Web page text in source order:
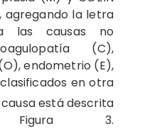
agregando la letra
las causas no
(C),
endometrio (E),
en otra
está descrita
3.